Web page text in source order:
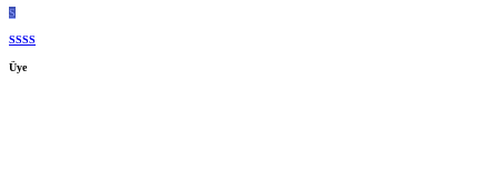
S
SSSS
Üye